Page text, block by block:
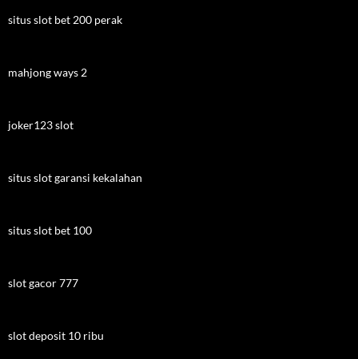
situs slot bet 200 perak
mahjong ways 2
joker123 slot
situs slot garansi kekalahan
situs slot bet 100
slot gacor 777
slot deposit 10 ribu